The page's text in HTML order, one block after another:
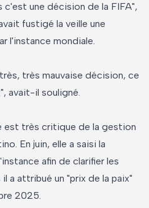
c'est une décision de la FIFA",
fustigé la veille une
l'instance mondiale.
très mauvaise décision, ce
avait-il souligné.
est très critique de la gestion
En juin, elle a saisi la
afin de clarifier les
a attribué un "prix de la paix"
2025.